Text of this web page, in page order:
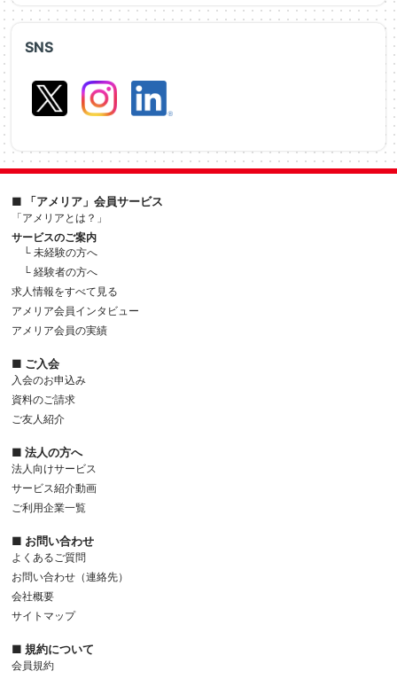
SNS
■ 「アメリア」会員サービス
「アメリアとは？」
サービスのご案内
└ 未経験の方へ
└ 経験者の方へ
求人情報をすべて見る
アメリア会員インタビュー
アメリア会員の実績
■ ご入会
入会のお申込み
資料のご請求
ご友人紹介
■ 法人の方へ
法人向けサービス
サービス紹介動画
ご利用企業一覧
■ お問い合わせ
よくあるご質問
お問い合わせ（連絡先）
会社概要
サイトマップ
■ 規約について
会員規約